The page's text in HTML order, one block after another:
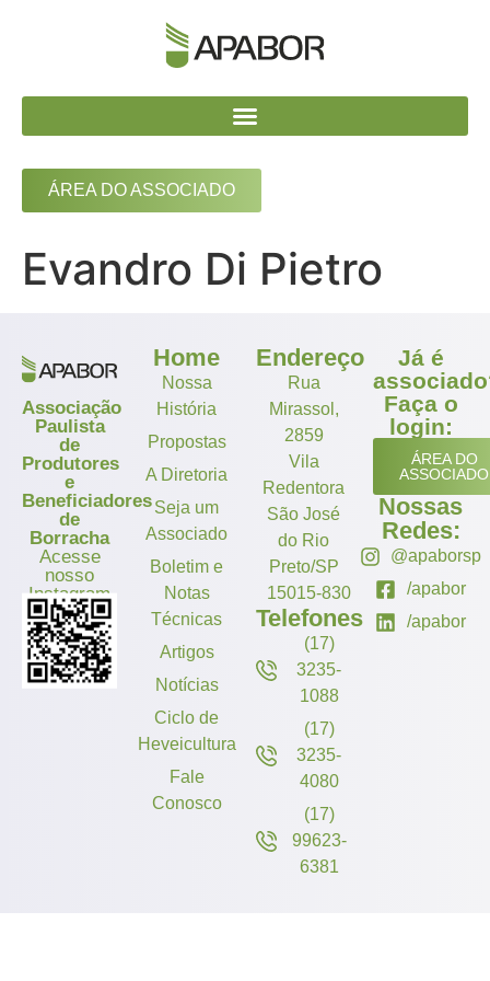
ÁREA DO ASSOCIADO
Evandro Di Pietro
Associação
Paulista
de
Produtores
e
Beneficiadores
de
Borracha
Acesse
nosso
Instagram
Home
Nossa
História
Propostas
A Diretoria
Seja um
Associado
Boletim e
Notas
Técnicas
Artigos
Notícias
Ciclo de
Heveicultura
Fale
Conosco
Endereço
Rua
Mirassol,
2859
Vila
Redentora
São José
do Rio
Preto/SP
15015-830
Telefones
(17)
3235-
1088
(17)
3235-
4080
(17)
99623-
6381
Já é
Faça o
login:
ÁREA DO
ASSOCIADO
Nossas
Redes:
@apaborsp
/apabor
/apabor